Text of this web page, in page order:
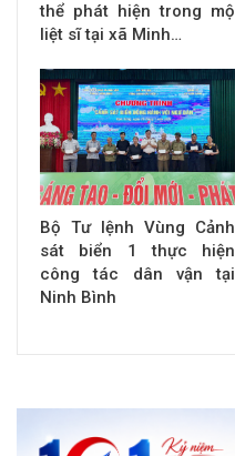
thể phát hiện trong mộ
liệt sĩ tại xã Minh…
Bộ Tư lệnh Vùng Cảnh
sát biển 1 thực hiện
công tác dân vận tại
Ninh Bình